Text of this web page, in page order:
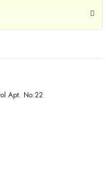
Apt. No:22